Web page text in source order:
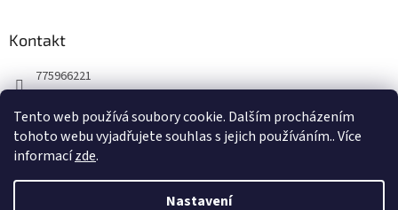
Tento web používá soubory cookie. Dalším procházením
tohoto webu vyjadřujete souhlas s jejich používáním.. Více
informacízde.
Nastavení
Kontakt
775966221
Vytvořil Shoptet